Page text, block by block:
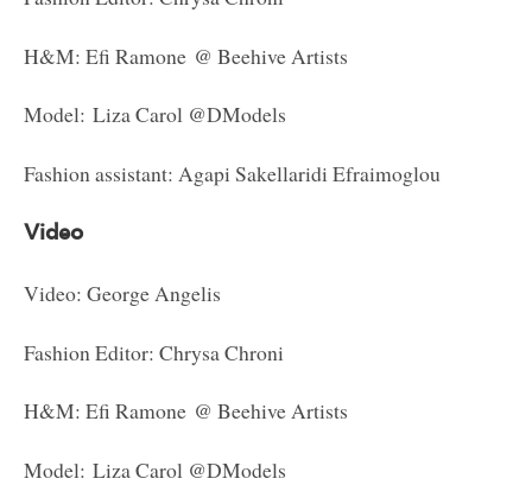
H&M: Efi Ramone @ Beehive Artists
Model: Liza Carol @DModels
Fashion assistant: Agapi Sakellaridi Efraimoglou
Video
Video: George Angelis
Fashion Editor: Chrysa Chroni
H&M: Efi Ramone @ Beehive Artists
Model: Liza Carol @DModels